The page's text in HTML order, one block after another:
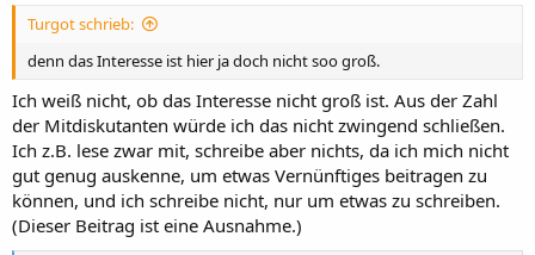
m
Turgot schrieb:
denn das Interesse ist hier ja doch nicht soo groß.
Ich weiß nicht, ob das Interesse nicht groß ist. Aus der Zahl
der Mitdiskutanten würde ich das nicht zwingend schließen.
Ich z.B. lese zwar mit, schreibe aber nichts, da ich mich nicht
gut genug auskenne, um etwas Vernünftiges beitragen zu
können, und ich schreibe nicht, nur um etwas zu schreiben.
(Dieser Beitrag ist eine Ausnahme.)